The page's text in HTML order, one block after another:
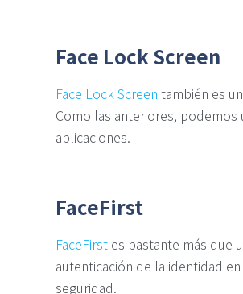
Face Lock Screen
Face Lock Screen también es
Como las anteriores,
aplicaciones.
FaceFirst
FaceFirst es bastante más que
autenticación de la identidad
seguridad.